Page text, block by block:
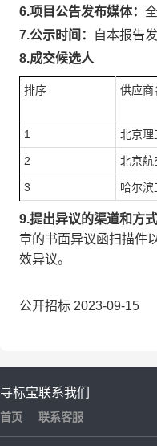
6.项目公告发布媒体：
7.公示时间：
自本报告
8.成交候选人
排序 供应商
1 北京理
2 北京航
3 哈尔滨
9.提出异议的渠道和方式
章的书面异议函扫描件
效异议。
公开招标 2023-09-15
寻标宝
首页
联系我们
联系客服